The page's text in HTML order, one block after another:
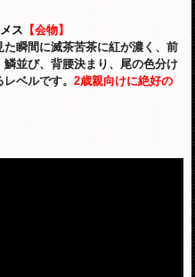
ス 【会物】
瞬間に滅茶苦茶に紅が濃く、前
並び、背腰決まり、尾の色分け
レベルです。2歳親向けに絶好の